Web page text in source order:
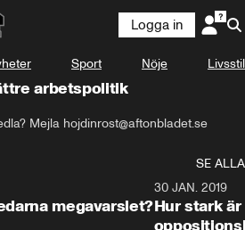
Logga in
Sport Nöje Livsstil
arbetspolitik
Mejla hojdinrost@aftonbladet.se
SE ALLA
megavarslet?
30 JAN. 2019
Hur stark